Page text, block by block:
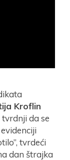
Kroflin
da se
tvrdeći
dan štrajka